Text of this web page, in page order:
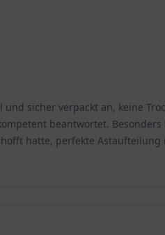
sicher verpackt an, keine
beantwortet.
hatte, perfekte